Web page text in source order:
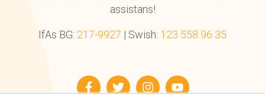
assistans!
IfAs BG: 217-9927 | Swish: 123 558 96 35
FacebookTwitterInstagramYouTube